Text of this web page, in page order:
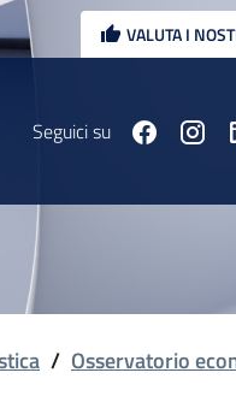
VALUTA I
Seguici su
/ Osservatorio